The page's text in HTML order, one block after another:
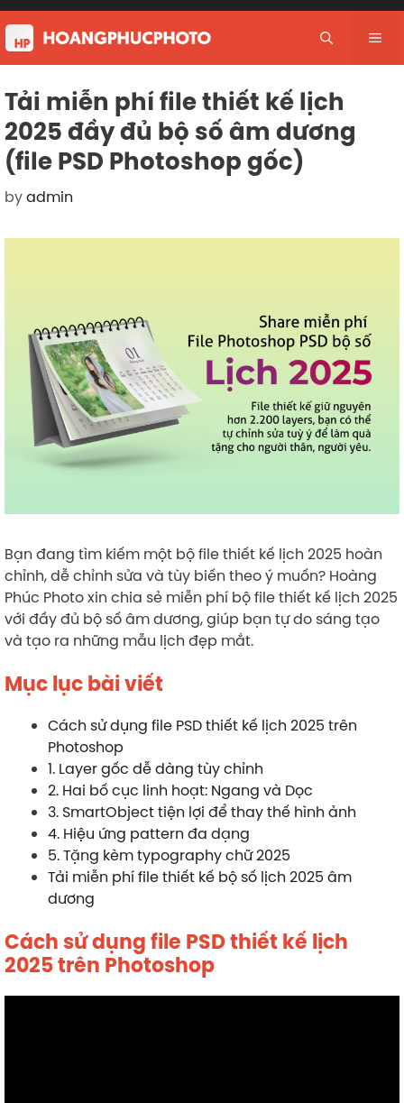
Skip
to
content
Tải miễn phí file thiết kế lịch
2025 đầy đủ bộ số âm dương
(file PSD Photoshop gốc)
byadmin
Bạn đang tìm kiếm một bộ file thiết kế lịch 2025 hoàn
chỉnh, dễ chỉnh sửa và tùy biến theo ý muốn? Hoàng
Phúc Photo xin chia sẻ miễn phí bộ file thiết kế lịch 2025
với đầy đủ bộ số âm dương, giúp bạn tự do sáng tạo
và tạo ra những mẫu lịch đẹp mắt.
Mục lục bài viết
Cách sử dụng file PSD thiết kế lịch 2025 trên
Photoshop
1. Layer gốc dễ dàng tùy chỉnh
2. Hai bố cục linh hoạt: Ngang và Dọc
3. SmartObject tiện lợi để thay thế hình ảnh
4. Hiệu ứng pattern đa dạng
5. Tặng kèm typography chữ 2025
Tải miễn phí file thiết kế bộ số lịch 2025 âm
dương
Cách sử dụng file PSD thiết kế lịch
2025 trên Photoshop